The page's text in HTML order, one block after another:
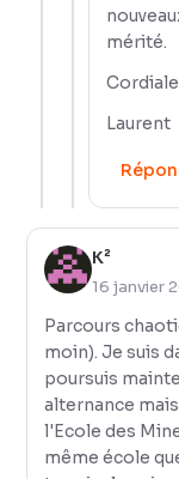
mérité.
Laurent
K²
16 janvier
Parcours
moin). Je suis
poursuis
alternance
l'Ecole des
même école